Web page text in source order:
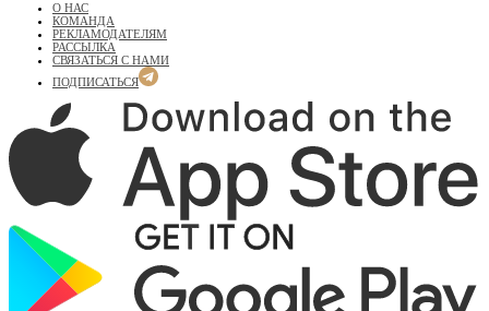
О НАС
КОМАНДА
РЕКЛАМОДАТЕЛЯМ
РАССЫЛКА
СВЯЗАТЬСЯ С НАМИ
ПОДПИСАТЬСЯ